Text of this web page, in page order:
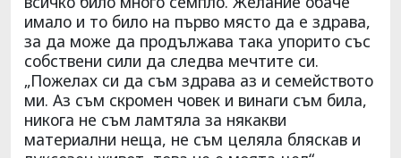
имало и то било на първо място да е здрава,
за да може да продължава така упорито със
собствени сили да следва мечтите си.
„Пожелах си да съм здрава аз и семейството
ми. Аз съм скромен човек и винаги съм била,
никога не съм ламтяла за някакви
материални неща, не съм целяла бляскав и